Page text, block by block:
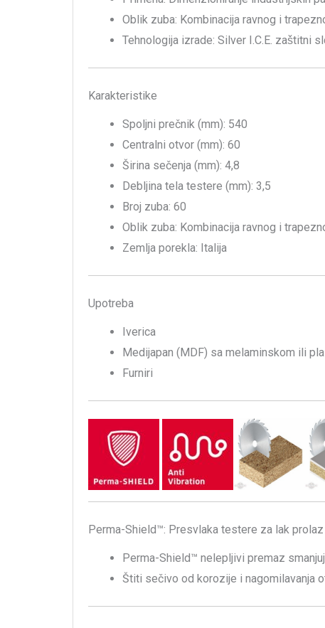
Oblik zuba: Kombinacija ravnog i
Tehnologija izrade: Silver I.C.E. zaštitni
Karakteristike
Spoljni prečnik (mm): 540
Centralni otvor (mm): 60
Širina sečenja (mm): 4,8
Debljina tela testere (mm): 3,5
Broj zuba: 60
Oblik zuba: Kombinacija ravnog i
Zemlja porekla: Italija
Upotreba
Iverica
Medijapan (MDF) sa melaminskom ili
Furniri
Perma-Shield™: Presvlaka testere za lak
Perma-Shield™ nelepljivi premaz
Štiti sečivo od korozije i nagomilavanja